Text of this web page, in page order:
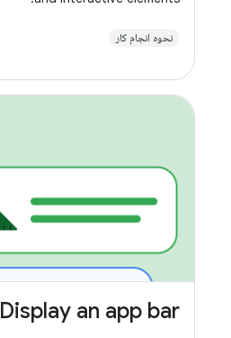
نحوه انجام کار
Display an app bar